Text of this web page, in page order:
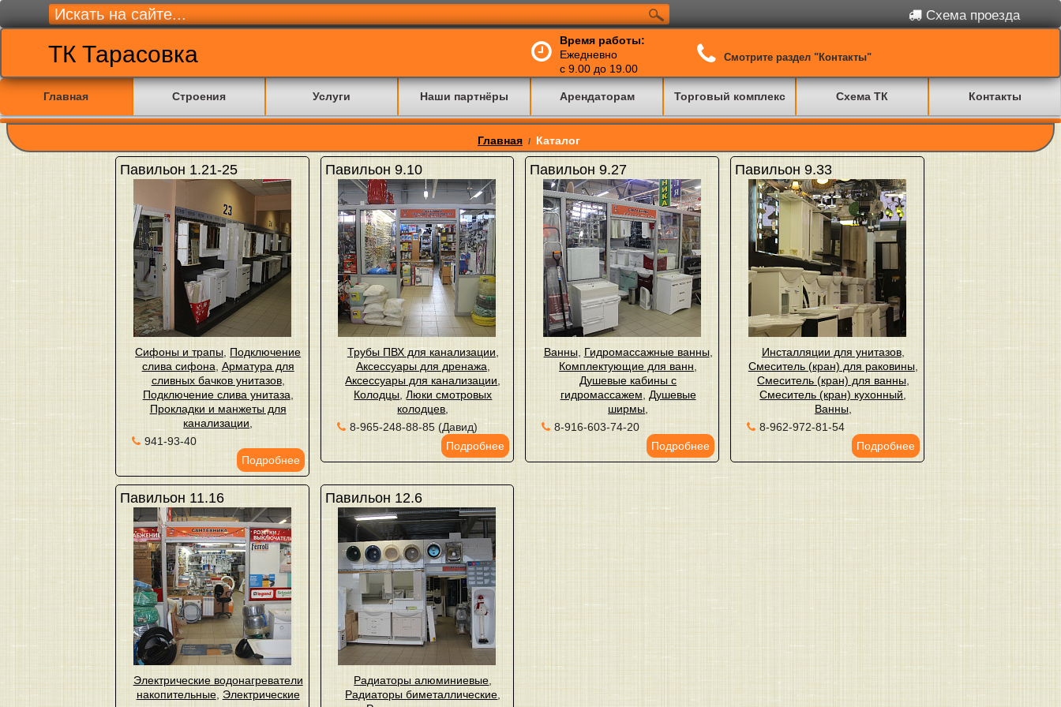
Схема проезда
ТК Тарасовка
Время работы:
Ежедневно
с 9.00 до 19.00
Смотрите раздел "Контакты"
Главная Строения Услуги Наши партнёры Арендаторам Торговый комплекс Схема ТК Контакты
Главная / Каталог
Павильон 1.21-25
Сифоны и трапы Подключение
слива сифона Арматура для
сливных бачков унитазов,
Подключение слива унитаза
Прокладки и манжеты для
канализации
941-93-40
Подробнее
Павильон 9.10
Трубы ПВХ для канализации
Аксессуары для дренажа
Аксессуары для канализации
Колодцы ,Люки смотровых
колодцев
8-965-248-88-85 (Давид)
Подробнее
Павильон 9.27
Ванны, Гидромассажные ванны,
Комплектующие для ванн
Душевые кабины с
гидромассажем Душевые
ширмы
8-916-603-74-20
Подробнее
Павильон 9.33
Инсталляции для унитазов,
Смеситель (кран) для раковины,
Смеситель (кран) для ванны,
Смеситель (кран) кухонный
Ванны,
8-962-972-81-54
Подробнее
Павильон 11.16
Электрические водонагреватели
накопительные, Электрические
Павильон 12.6
Радиаторы алюминиевые
Радиаторы биметаллические